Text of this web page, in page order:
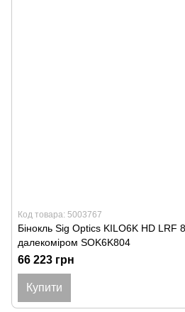
Код товара: 5003767
Бінокль Sig Optics KILO6K HD LRF
далекоміром SOK6K804
66 223 грн
Купити